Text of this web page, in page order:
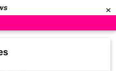
×